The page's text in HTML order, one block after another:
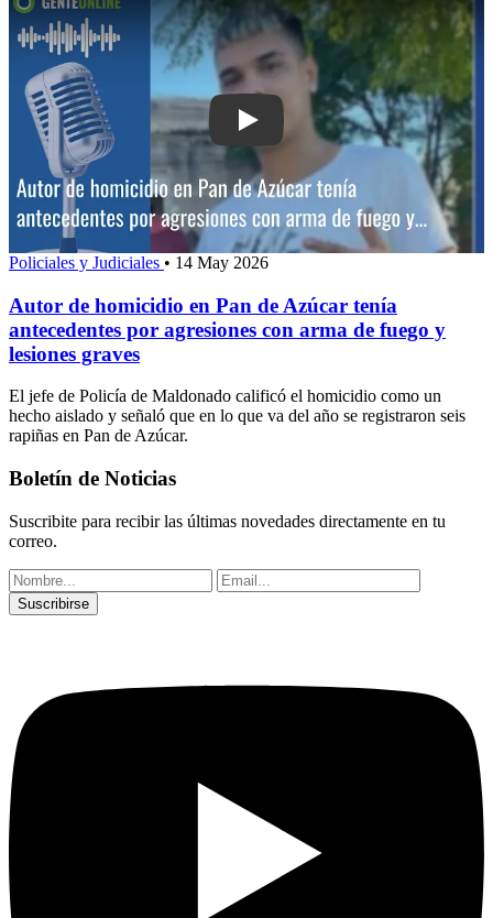
Play: Autor de homicidio en Pan de
Policiales y Judiciales • 14 May 2026
Autor de homicidio en Pan de Azúcar tenía
antecedentes por agresiones con arma de fuego y
lesiones graves
El jefe de Policía de Maldonado calificó el homicidio como un
hecho aislado y señaló que en lo que va del año se registraron seis
rapiñas en Pan de Azúcar.
Boletín de Noticias
Suscribite para recibir las últimas novedades directamente en tu
correo.
Suscribirse